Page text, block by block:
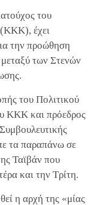
του
έχει
την προώθηση
των Στενών
του Πολιτικού
ΚΚΚ και πρόεδρος
τα παραπάνω σε
Ταϊβάν που
και την Τρίτη.
η αρχή της «μίας